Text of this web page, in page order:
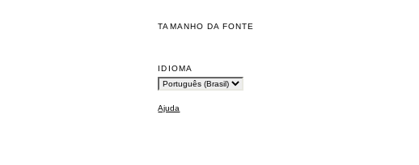
TAMANHO DA FONTE
IDIOMA
Ajuda